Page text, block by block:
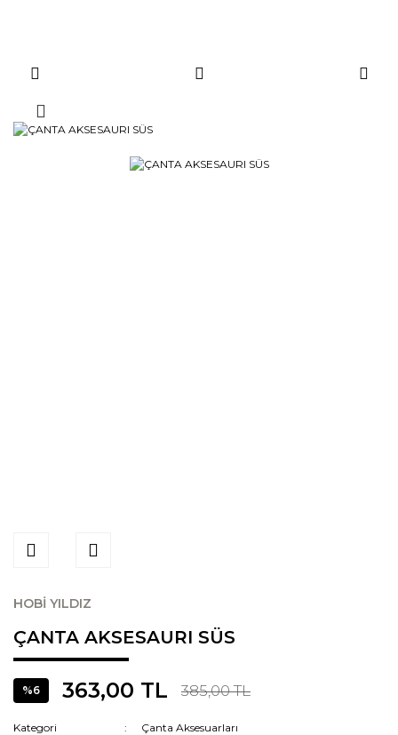
HOBİ YILDIZ
ÇANTA AKSESAURI SÜS
%6 363,00 TL 385,00 TL
Kategori
Çanta Aksesuarları